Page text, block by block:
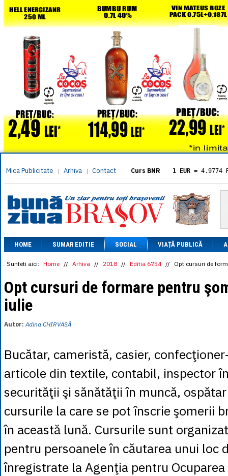
Mica Publicitate | Arhiva | Contact Curs BNR 1 EUR = 4.9774
= 5.8304
1 XAU= 464.4611
1 AED= 1.1933
1 AUD= 2.7957
1 BGN= 2.5449
1 CAD= 3.1559
1 CHF= 5.2813
1 CNY= 0.6015
1 DKK
1 EGP = 0.0860
= 1.2223
1 NOK= 0.4191
= 2.6097
1 PLN= 1.1646
1 RSD
1 RUB= 0.0530
1 SEK
= 0.4526
1 TRY= 0.1141
1 UAH
1 XDR= 5.9383
1 ZAR= 0.2318
HOME SUMAR EDITIE SOCIAL VIAȚĂ PUBLICĂ
Sunteti aici: Home // Arhiva // 2018 // Editia 6754 // Opt cursuri de
Opt cursuri de formare pentru
iulie
Autor:Adina CHIRVASĂ
Bucătar, cameristă, casier,
articole din textile, contabil, inspector
securităţii şi sănătăţii în muncă,
cursurile la care se pot înscrie şomerii
în această lună. Cursurile sunt
pentru persoanele în căutarea unui loc
înregistrate la Agenţia pentru